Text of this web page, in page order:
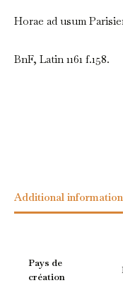
Horae ad usum
BnF, Latin 1161 f.158.
Additional information
Pays de
création